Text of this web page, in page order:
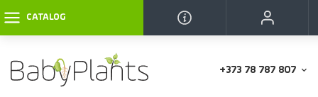
CATALOG
+373 78 787 807